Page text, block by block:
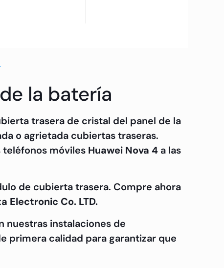
la batería
trasera de cristal del panel de la
o agrietada cubiertas traseras.
móviles Huawei Nova 4a las
de cubierta trasera. Compre ahora
Electronic Co. LTD.
nuestras instalaciones de
primera calidad para garantizar que